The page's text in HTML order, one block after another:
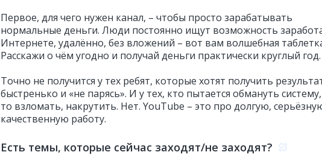
Первое, для чего нужен канал, – чтобы просто зарабатывать
нормальные деньги. Люди постоянно ищут возможность
Интернете, удалённо, без вложений – вот вам волшебная
Расскажи о чём угодно и получай деньги практически круглый год.
Точно не получится у тех ребят, которые хотят получить
быстренько и «не парясь». И у тех, кто пытается обмануть
то взломать, накрутить. Нет. YouTube – это про долгую,
качественную работу.
Есть темы, которые сейчас заходят/не заходят?